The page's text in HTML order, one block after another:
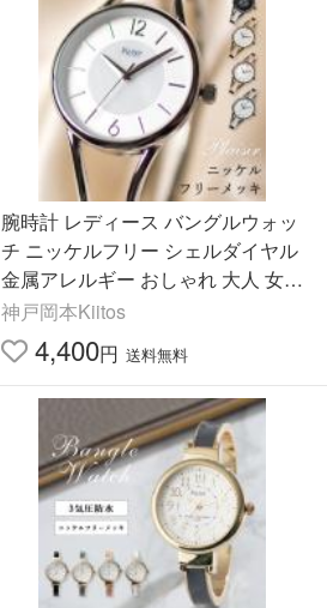
腕時計 レディース バングルウォッ
チ ニッケルフリー シェルダイヤル
金属アレルギー おしゃれ 大人 女性
1年間のメーカー保証付 メール便
送料無料
神戸岡本Kiitos
4,400円 送料無料